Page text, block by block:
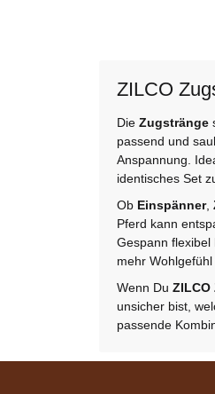
ZILCO
Die Zugstränge
passend und
Anspannung.
identisches Set
Ob Einspänner,
Pferd kann
Gespann flexibel
mehr Wohlgefühl
Wenn Du
unsicher bist,
passende